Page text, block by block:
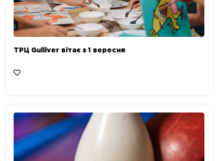
ТРЦ Gulliver вітає з 1 вересня